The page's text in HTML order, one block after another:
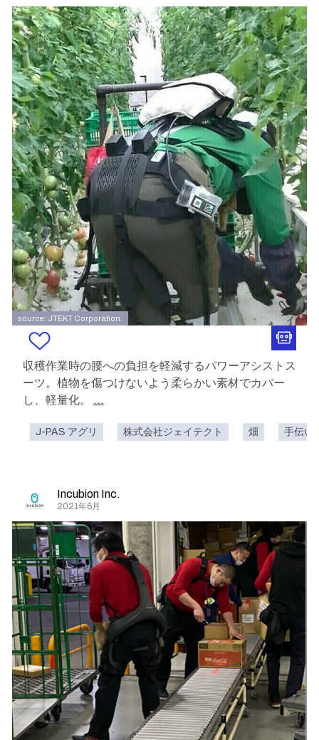
source: JTEKT Corporation.
収穫作業時の腰への負担を軽減するパワーアシストス
ーツ。植物を傷つけないよう柔らかい素材でカバー
し、軽量化。
...
J-PAS アグリ 株式会社ジェイテクト 畑 手伝い
Incubion Inc.
2021年6月